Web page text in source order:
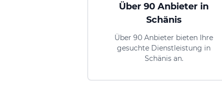
Über 90 Anbieter in
Schänis
Über 90 Anbieter bieten Ihre
gesuchte Dienstleistung in
Schänis an.